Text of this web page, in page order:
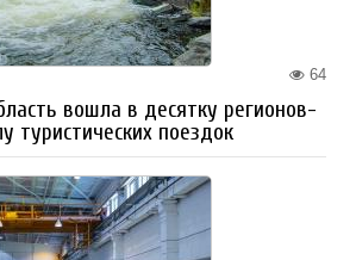
64
вошла в десятку регионов-
туристических поездок